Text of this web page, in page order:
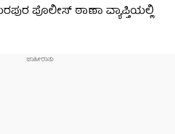
ಪೊಲೀಸ್ ಠಾಣಾ ವ್ಯಾಪ್ತಿಯಲ್ಲಿ